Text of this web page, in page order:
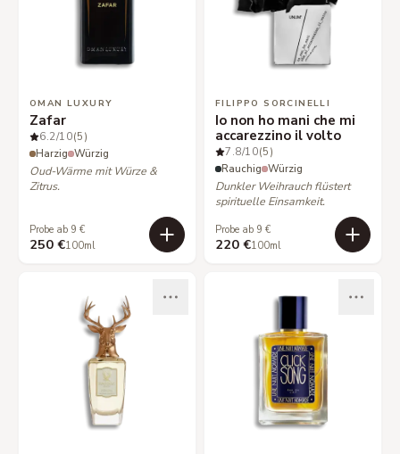
OMAN LUXURY
Zafar
6.2/10(5)
Harzig Würzig
Oud-Wärme mit Würze &
Zitrus.
Probe ab 9 €
250 €100ml
FILIPPO SORCINELLI
Io non ho mani che mi
accarezzino il volto
7.8/10(5)
Rauchig Würzig
Dunkler Weihrauch flüstert
spirituelle Einsamkeit.
Probe ab 9 €
220 €100ml